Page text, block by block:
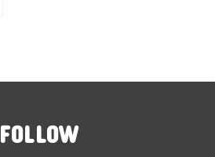
FOLLOW